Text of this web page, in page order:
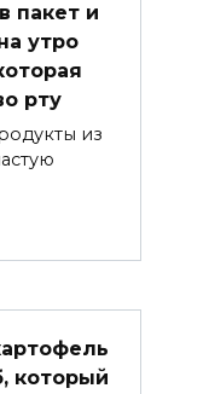
пакет и
утро
рту
из
который